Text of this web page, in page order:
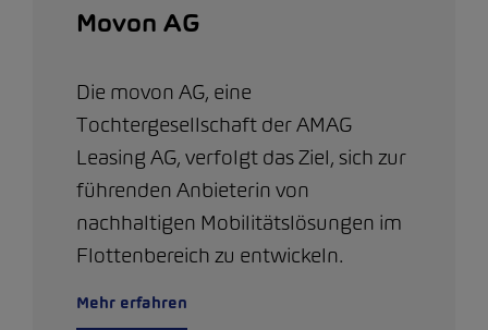
Movon AG
Die movon AG, eine
Tochtergesellschaft der AMAG
Leasing AG, verfolgt das Ziel, sich zur
führenden Anbieterin von
nachhaltigen Mobilitätslösungen im
Flottenbereich zu entwickeln.
Mehr erfahren